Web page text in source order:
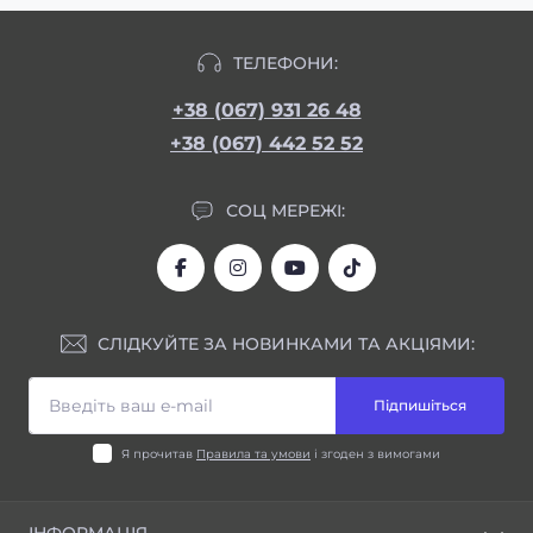
ТЕЛЕФОНИ:
+38 (067) 931 26 48
+38 (067) 442 52 52
СОЦ МЕРЕЖІ:
СЛІДКУЙТЕ ЗА НОВИНКАМИ ТА АКЦІЯМИ:
Підпишіться
Я прочитав Правила та умови і згоден з вимогами